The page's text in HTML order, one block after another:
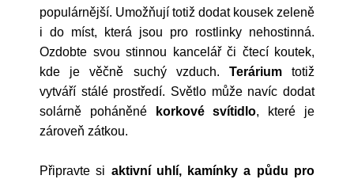
populárnější. Umožňují totiž dodat kousek zeleně
i do míst, která jsou pro rostlinky nehostinná.
Ozdobte svou stinnou kancelář či čtecí koutek,
kde je věčně suchý vzduch. Teráriumtotiž
vytváří stálé prostředí. Světlo může navíc dodat
solárně poháněné
korkové svítidlo, které je
zároveň zátkou.
Připravte si aktivní uhlí, kamínky a půdu pro